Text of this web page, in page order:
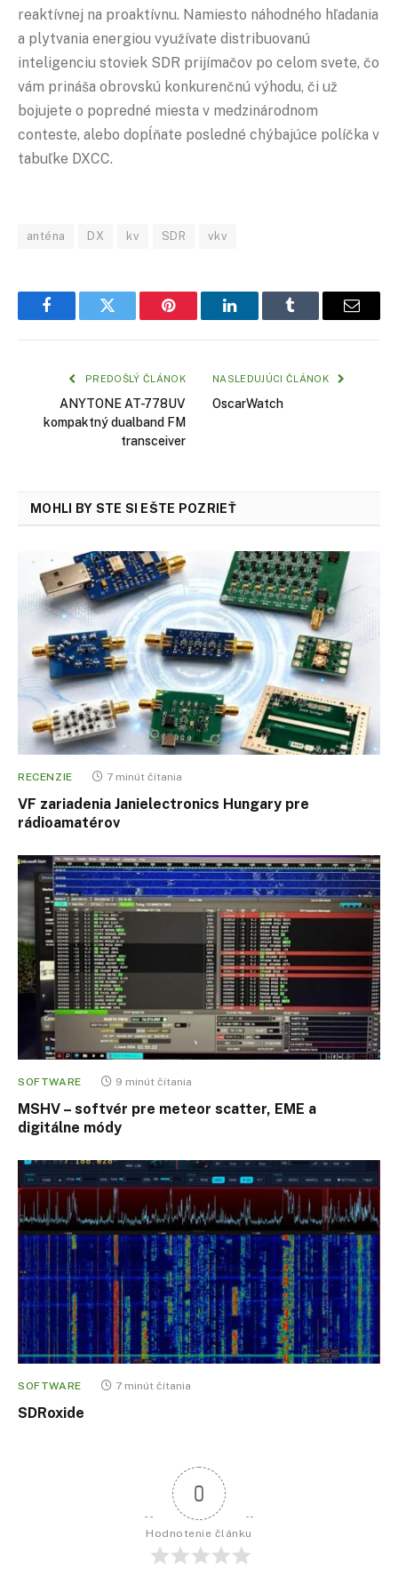
reaktívnej na proaktívnu. Namiesto náhodného hľadania
a plytvania energiou využívate distribuovanú
inteligenciu stoviek SDR prijímačov po celom svete, čo
vám prináša obrovskú konkurenčnú výhodu, či už
bojujete o popredné miesta v medzinárodnom
conteste, alebo dopĺňate posledné chýbajúce políčka v
tabuľke DXCC.
anténa DX kv SDR vkv
FacebookTwitter Pinterest LinkedInTumblr Email
PREDOŠLÝ ČLÁNOK
ANYTONE AT-778UV
kompaktný dualband FM
transceiver
NASLEDUJÚCI ČLÁNOK
OscarWatch
MOHLI BY STE SI EŠTE POZRIEŤ
RECENZIE 7 minút čítania
VF zariadenia Janielectronics Hungary pre
rádioamatérov
SOFTWARE 9 minút čítania
MSHV – softvér pre meteor scatter, EME a
digitálne módy
SOFTWARE 7 minút čítania
SDRoxide
0
Hodnotenie článku